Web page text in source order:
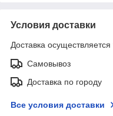
Условия доставки
Доставка
Самовывоз
Доставка по городу
Все условия доставки